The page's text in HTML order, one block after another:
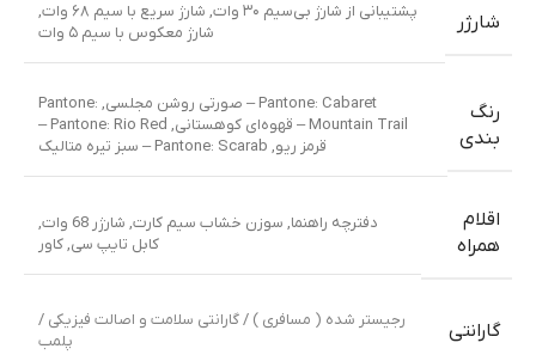
شارژر پشتیبانی از شارژ بی‌سیم ۳۰ وات , شارژ سریع با سیم ۶۸ وات
,
شارژ معکوس با سیم ۵ وات
رنگ
بندی
Pantone: Cabaret – صورتی روشن مجلسی ,
Pantone:
Mountain Trail – قهوه‌ای کوهستانی
,
Pantone: Rio Red –
قرمز ریو, Pantone: Scarab – سبز تیره متالیک
اقلام
همراه
دفترچه راهنما, سوزن خشاب سیم کارت, شارژر 68 وات
,
کابل تایپ سی,کاور
گارانتی
رجیستر شده ( مسافری ) / گارانتی سلامت و اصالت فیزیکی /
پلمب